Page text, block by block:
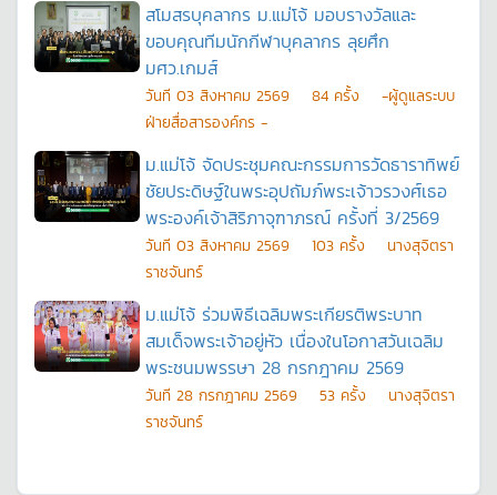
สโมสรบุคลากร ม.แม่โจ้ มอบรางวัลและ
ขอบคุณทีมนักกีฬาบุคลากร ลุยศึก
มศว.เกมส์
วันที 03 สิงหาคม 2569 84 ครั้ง
-ผู้ดูแลระบบ
ฝ่ายสื่อสารองค์กร -
ม.แม่โจ้ จัดประชุมคณะกรรมการวัดธาราทิพย์
ชัยประดิษฐ์ในพระอุปถัมภ์พระเจ้าวรวงศ์เธอ
พระองค์เจ้าสิริภาจุฑาภรณ์ ครั้งที่ 3/2569
วันที 03 สิงหาคม 2569 103 ครั้ง
นางสุจิตรา
ราชจันทร์
ม.แม่โจ้ ร่วมพิธีเฉลิมพระเกียรติพระบาท
สมเด็จพระเจ้าอยู่หัว เนื่องในโอกาสวันเฉลิม
พระชนมพรรษา 28 กรกฎาคม 2569
วันที 28 กรกฎาคม 2569 53 ครั้ง
นางสุจิตรา
ราชจันทร์